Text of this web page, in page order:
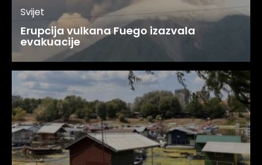
Svijet
Erupcija vulkana Fuego izazvala
evakuacije